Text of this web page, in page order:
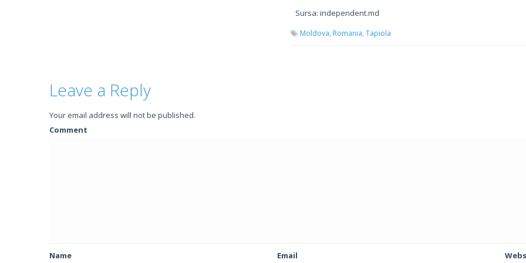
Sursa: independent.md
Moldova, Romania, Tapiola
Leave a Reply
Your email address will not be published.
Comment
Name Email